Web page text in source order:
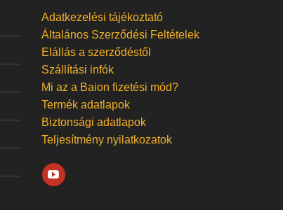
Adatkezelési tájékoztató
Általános Szerződési Feltételek
Elállás a szerződéstől
Szállítási infók
Mi az a Baion fizetési mód?
Termék adatlapok
Biztonsági adatlapok
Teljesítmény nyilatkozatok